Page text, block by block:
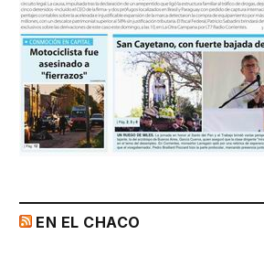
EN EL CHACO